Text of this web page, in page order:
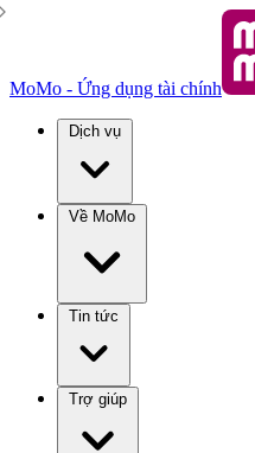
MoMo - Ứng dụng tài chính
Dịch vụ
Về MoMo
Tin tức
Trợ giúp